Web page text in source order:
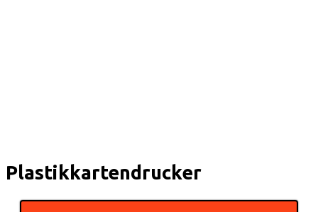
Plastikkartendrucker